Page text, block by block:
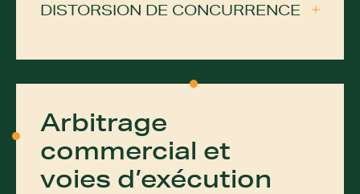
DISTORSION DE CONCURRENCE
Arbitrage
commercial et
voies d’exécution